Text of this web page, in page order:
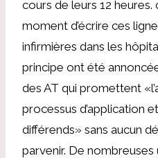
cours de leurs 12 heures.
moment d’écrire ces
infirmières dans les
principe ont été
des AT qui promettent
processus d’application
différends» sans aucun
parvenir. De nombreuses